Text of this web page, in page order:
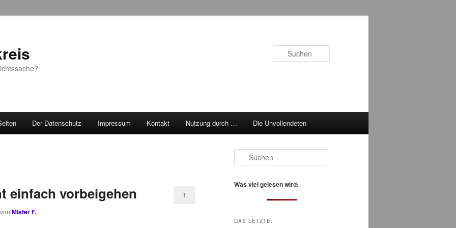
Der Datenschutz Impressum Kontakt Nutzung durch … Die Unvollendeten
einfach vorbeigehen
von Mister F.
1
u
h
Was viel gelesen wird:
DAS LETZTE: